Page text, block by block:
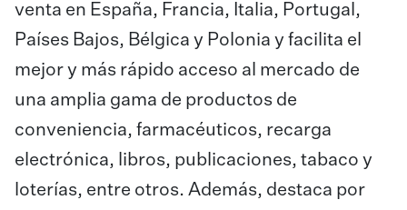
venta en España, Francia, Italia, Portugal,
Países Bajos, Bélgica y Polonia y facilita el
mejor y más rápido acceso al mercado de
una amplia gama de productos de
conveniencia, farmacéuticos, recarga
electrónica, libros, publicaciones, tabaco y
loterías, entre otros. Además, destaca por